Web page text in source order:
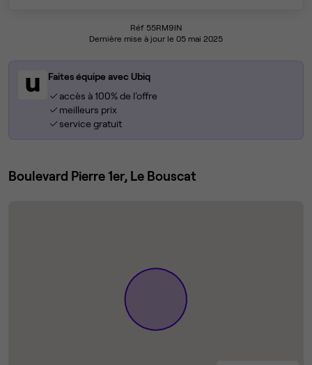
Réf 55RM9IN
Dernière mise à jour le 05 mai 2025
Faites équipe avec Ubiq
accès à 100% de l'offre
meilleurs prix
service gratuit
Boulevard Pierre 1er, Le Bouscat